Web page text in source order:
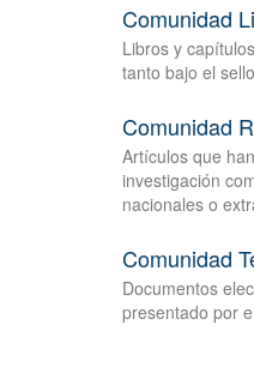
Comunidad
Libros y
tanto bajo el
Comunidad
Artículos que
investigación
nacionales o
Comunidad
Documentos
presentado por